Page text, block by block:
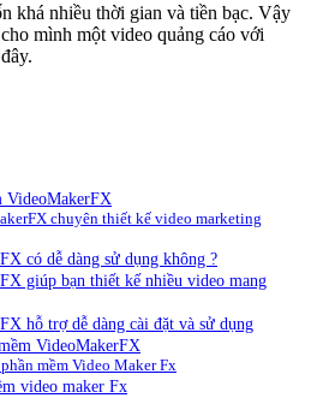
khá nhiều thời gian và tiền bạc. Vậy
mình một video quảng cáo với
VideoMakerFX
chuyên thiết kế video marketing
có dễ dàng sử dụng không ?
giúp bạn thiết kế nhiều video mang
hỗ trợ dễ dàng cài đặt và sử dụng
VideoMakerFX
mềm Video Maker Fx
video maker Fx